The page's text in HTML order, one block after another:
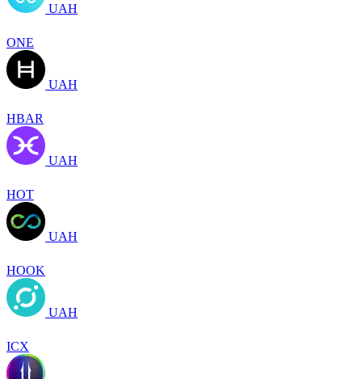
UAH
ONE
UAH
HBAR
UAH
HOT
UAH
HOOK
UAH
ICX